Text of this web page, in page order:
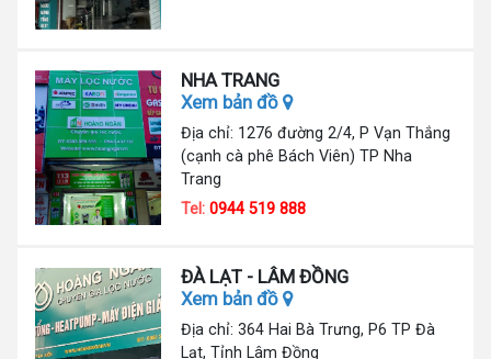
NHA TRANG
Xem bản đồ
Địa chỉ: 1276 đường 2/4, P Vạn Thắng
(cạnh cà phê Bách Viên) TP Nha
Trang
Tel:0944 519 888
ĐÀ LẠT - LÂM ĐỒNG
Xem bản đồ
Địa chỉ: 364 Hai Bà Trưng, P6 TP Đà
Lạt, Tỉnh Lâm Đồng